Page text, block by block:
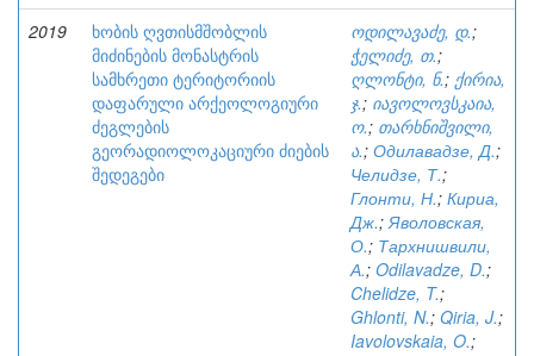
2019
ხობის ღვთისმშობლის
მიძინების მონასტრის
სამხრეთი ტერიტორიის
დაფარული არქეოლოგიური
ძეგლების
გეორადიოლოკაციური ძიების
შედეგები
ოდილავაძე, დ.;
ჭელიძე, თ.;
ღლონტი, ნ.; ქირია,
ჯ.; იავოლოვსკაია,
ო.; თარხნიშვილი,
ა.; Одилавадзе, Д.;
Челидзе, Т.;
Глонти, Н.; Кириа,
Дж.;Яволовская,
О.; Тархнишвили,
А.; Odilavadze, D.;
Chelidze, T.;
Ghlonti, N.; Qiria, J.;
Iavolovskaia, O.;